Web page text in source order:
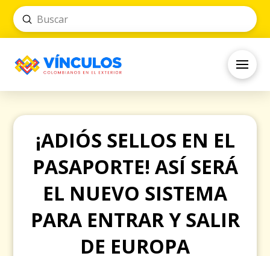
Search
Submit
¡ADIÓS SELLOS EN EL
PASAPORTE! ASÍ SERÁ
EL NUEVO SISTEMA
PARA ENTRAR Y SALIR
DE EUROPA